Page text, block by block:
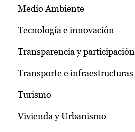
Medio Ambiente
Tecnología e innovación
Transparencia y participación
Transporte e infraestructuras
Turismo
Vivienda y Urbanismo